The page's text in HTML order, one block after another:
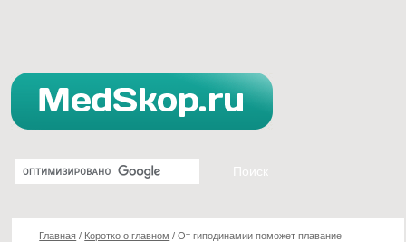
Главная / Коротко о главном /От гиподинамии поможет плавание